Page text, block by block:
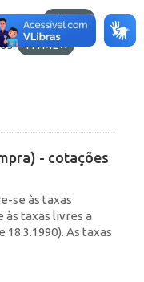
dólar
HTML
- cotações
se às taxas
às taxas livres a
As taxas